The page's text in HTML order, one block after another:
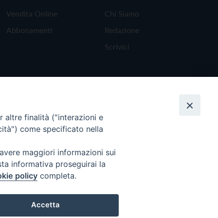
Vendita Online
Abbonamenti
Chi Siamo
Redazione
Scrivici
altre finalità ("interazioni e
come specificato nella
maggiori informazioni sui
informativa proseguirai la
policy completa.
Accetta